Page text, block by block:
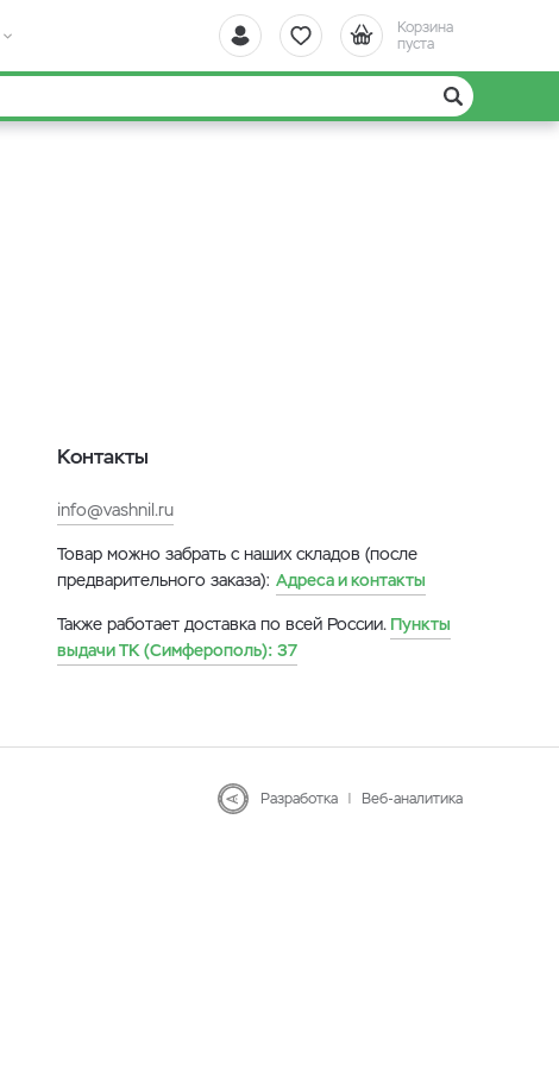
Корзина
пуста
Контакты
info@vashnil.ru
Товар можно забрать с наших складов (после
предварительного заказа): Адреса и контакты
Также работает доставка по всей России. Пункты
выдачи ТК (Симферополь): 37
Разработка | Веб-аналитика